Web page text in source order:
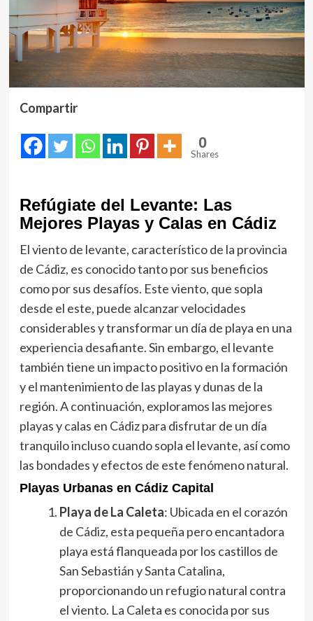
Compartir
0
Shares
Refúgiate del Levante: Las
Mejores Playas y Calas en Cádiz
El viento de levante, característico de la provincia
de Cádiz, es conocido tanto por sus beneficios
como por sus desafíos. Este viento, que sopla
desde el este, puede alcanzar velocidades
considerables y transformar un día de playa en una
experiencia desafiante. Sin embargo, el levante
también tiene un impacto positivo en la formación
y el mantenimiento de las playas y dunas de la
región. A continuación, exploramos las mejores
playas y calas en Cádiz para disfrutar de un día
tranquilo incluso cuando sopla el levante, así como
las bondades y efectos de este fenómeno natural.
Playas Urbanas en Cádiz Capital
Playa de La Caleta: Ubicada en el corazón
de Cádiz, esta pequeña pero encantadora
playa está flanqueada por los castillos de
San Sebastián y Santa Catalina,
proporcionando un refugio natural contra
el viento. La Caleta es conocida por sus